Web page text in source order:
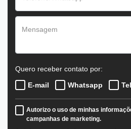
Quero receber contato por:
E-mail
Whatsapp
Autorizo o uso de minhas
campanhas de marketing.